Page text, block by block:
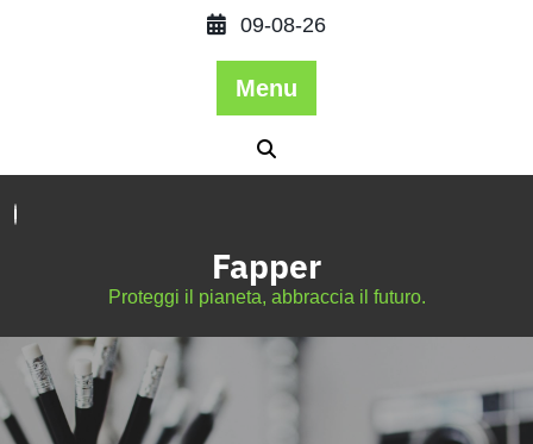
09-08-26
Menu
Fapper
Proteggi il pianeta, abbraccia il futuro.